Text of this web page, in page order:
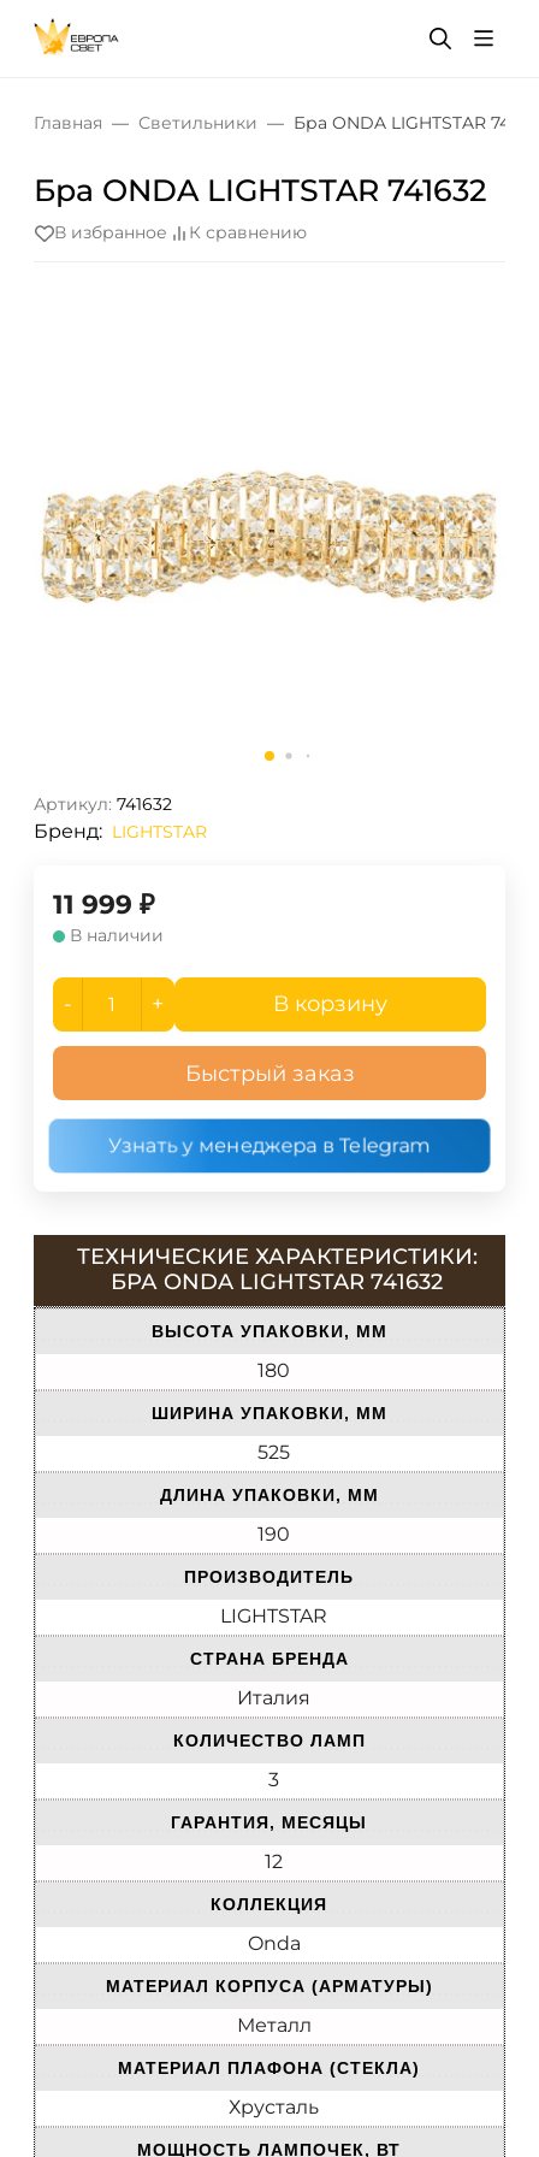
Главная Светильники Бра ONDA LIGHTSTAR
Бра ONDA LIGHTSTAR 741632
В избранное К сравнению
Артикул: 741632
Бренд: LIGHTSTAR
11 999 ₽
В наличии
- + В корзину
Быстрый заказ
Узнать у менеджера в Telegram
ТЕХНИЧЕСКИЕ ХАРАКТЕРИСТИКИ:
БРА ONDA LIGHTSTAR 741632
ВЫСОТА УПАКОВКИ, ММ
180
ШИРИНА УПАКОВКИ, ММ
525
ДЛИНА УПАКОВКИ, ММ
190
ПРОИЗВОДИТЕЛЬ
LIGHTSTAR
СТРАНА БРЕНДА
Италия
КОЛИЧЕСТВО ЛАМП
3
ГАРАНТИЯ, МЕСЯЦЫ
12
КОЛЛЕКЦИЯ
Onda
МАТЕРИАЛ КОРПУСА (АРМАТУРЫ)
Металл
МАТЕРИАЛ ПЛАФОНА (СТЕКЛА)
Хрусталь
МОЩНОСТЬ ЛАМПОЧЕК, ВТ